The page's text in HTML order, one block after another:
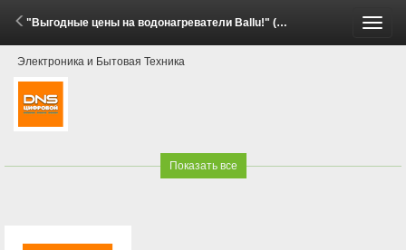
"Выгодные цены на водонагреватели Ballu!" (3 - 17 Июня 2026)
Электроника и Бытовая Техника
Показать все